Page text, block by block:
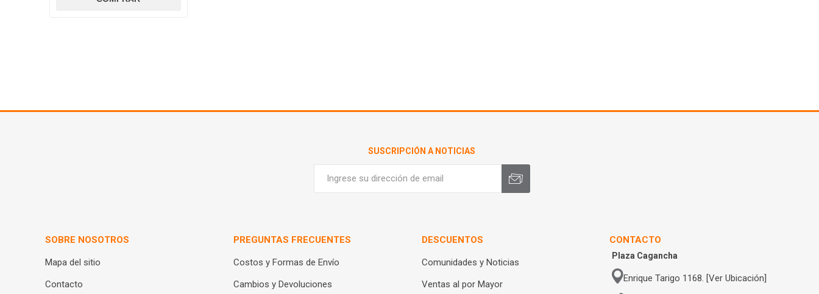
SUSCRIPCIÓN A NOTICIAS
SOBRE NOSOTROS
Mapa del sitio
Contacto
PREGUNTAS FRECUENTES
Costos y Formas de Envío
Cambios y Devoluciones
DESCUENTOS
Comunidades y Noticias
Ventas al por Mayor
CONTACTO
Plaza Cagancha
Enrique Tarigo 1168. [Ver Ubicación]